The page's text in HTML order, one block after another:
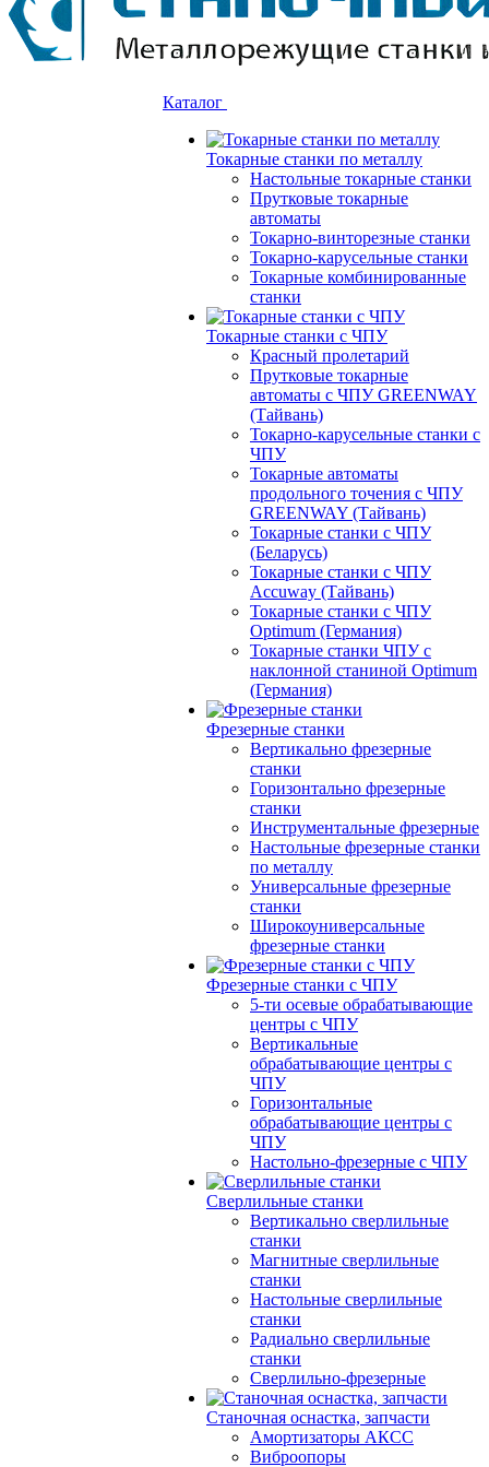
Каталог
Токарные станки по металлу
Настольные токарные станки
Прутковые токарные
автоматы
Токарно-винторезные станки
Токарно-карусельные станки
Токарные комбинированные
станки
Токарные станки с ЧПУ
Красный пролетарий
Прутковые токарные
автоматы с ЧПУ GREENWAY
(Тайвань)
Токарно-карусельные станки с
ЧПУ
Токарные автоматы
продольного точения с ЧПУ
GREENWAY (Тайвань)
Токарные станки с ЧПУ
(Беларусь)
Токарные станки с ЧПУ
Accuway (Тайвань)
Токарные станки с ЧПУ
Optimum (Германия)
Токарные станки ЧПУ с
наклонной станиной Optimum
(Германия)
Фрезерные станки
Вертикально фрезерные
станки
Горизонтально фрезерные
станки
Инструментальные фрезерные
Настольные фрезерные станки
по металлу
Универсальные фрезерные
станки
Широкоуниверсальные
фрезерные станки
Фрезерные станки с ЧПУ
5-ти осевые обрабатывающие
центры с ЧПУ
Вертикальные
обрабатывающие центры с
ЧПУ
Горизонтальные
обрабатывающие центры с
ЧПУ
Настольно-фрезерные с ЧПУ
Сверлильные станки
Вертикально сверлильные
станки
Магнитные сверлильные
станки
Настольные сверлильные
станки
Радиально сверлильные
станки
Сверлильно-фрезерные
Станочная оснастка, запчасти
Амортизаторы АКСС
Виброопоры